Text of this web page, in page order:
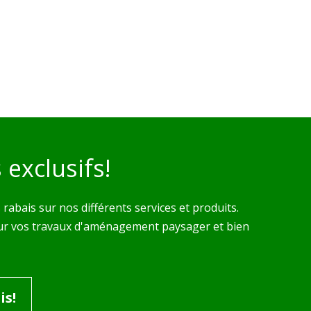
sur nos différents services et produits.
vos travaux d'aménagement paysager et bien